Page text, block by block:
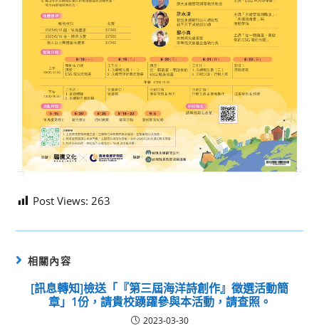
Post Views: 263
相關內容
[訊息轉知]檢送「『第三屆海洋詩創作』徵選活動簡
章」1份，請貴校踴躍參與本活動，請查照。
2023-03-30